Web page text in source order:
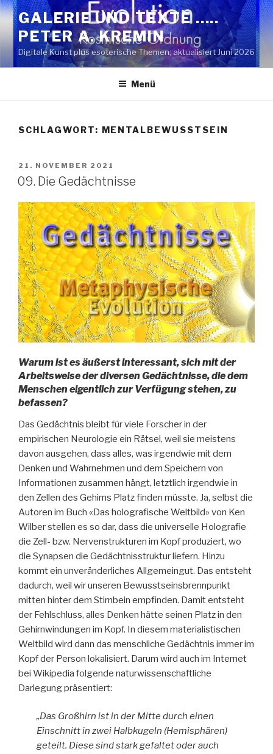
Zum
Inhalt
springen
GALERIE UND TEXTE …..
PETER A. KREMIN
Digitale Kunst plus esoterische Themen; aktualisiert Juni 2026
Menü
SCHLAGWORT: MENTALBEWUSSTSEIN
VERÖFFENTLICHT
AM
21. NOVEMBER 2021
09. Die Gedächtnisse
Warum ist es äußerst interessant, sich mit der
Arbeitsweise der diversen Gedächtnisse, die dem
Menschen eigentlich zur Verfügung stehen, zu
befassen?
Das Gedächtnis bleibt für viele Forscher in der
empirischen Neurologie ein Rätsel, weil sie meistens
davon ausgehen, dass alles, was irgendwie mit dem
Denken und Wahrnehmen und dem Speichern von
Informationen zusammen hängt, letztlich irgendwie in
den Zellen des Gehirns Platz finden müsste. Ja, selbst die
Autoren im Buch «Das holografische Weltbild» von Ken
Wilber stellen es so dar, dass die universelle Holografie
die Zell- bzw. Nervenstrukturen im Kopf produziert, wo
die Synapsen die Gedächtnisstruktur liefern. Hinzu
kommt ein unveränderliches Allgemeingut. Das entsteht
dadurch, weil wir unseren Bewusstseinsbrennpunkt
mitten hinter dem Stirnbein empfinden. Damit entsteht
der Fehlschluss, alles Denken hätte seinen Platz in den
Gehirnwindungen im Kopf. In diesem materialistischen
Weltbild wird dann das menschliche Gedächtnis immer im
Kopf der Person lokalisiert. Darum wird auch im Internet
bei Wikipedia folgende naturwissenschaftliche
Darlegung präsentiert:
„Das Großhirn ist in der Mitte durch einen
Einschnitt in zwei Halbkugeln (Hemisphären)
geteilt. Diese sind stark gefaltet oder auch